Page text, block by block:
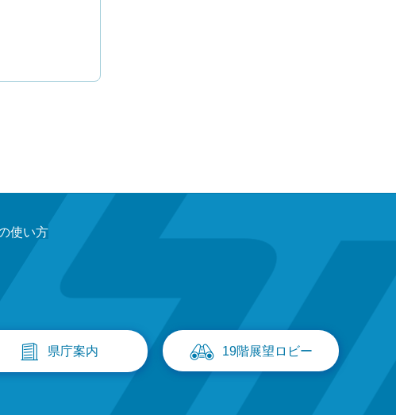
使い方
県庁案内 19階展望ロビー